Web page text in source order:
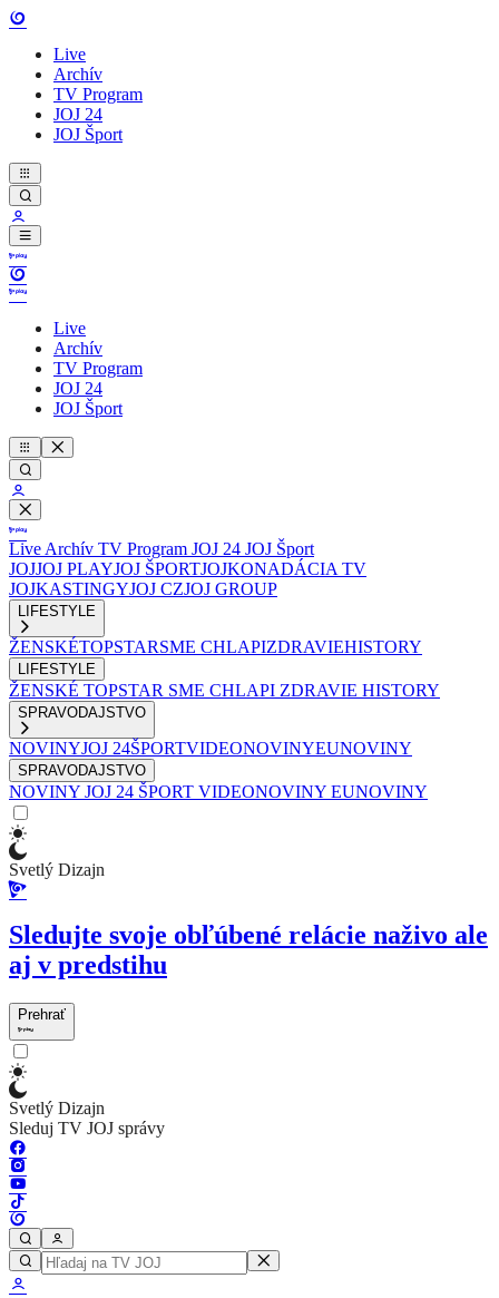
Live
Archív
TV Program
JOJ 24
JOJ Šport
Live
Archív
TV Program
JOJ 24
JOJ Šport
Live Archív TV Program JOJ 24 JOJ Šport
JOJJOJ PLAYJOJ ŠPORTJOJKONADÁCIA TV
JOJKASTINGYJOJ CZJOJ GROUP
LIFESTYLE
ŽENSKÉTOPSTARSME CHLAPIZDRAVIEHISTORY
LIFESTYLE
ŽENSKÉ TOPSTAR SME CHLAPI ZDRAVIE HISTORY
SPRAVODAJSTVO
NOVINYJOJ 24ŠPORTVIDEONOVINYEUNOVINY
SPRAVODAJSTVO
NOVINY JOJ 24 ŠPORT VIDEONOVINY EUNOVINY
Svetlý Dizajn
Sledujte svoje obľúbené relácie naživo ale
aj v predstihu
Prehrať
Svetlý Dizajn
Sleduj TV JOJ správy